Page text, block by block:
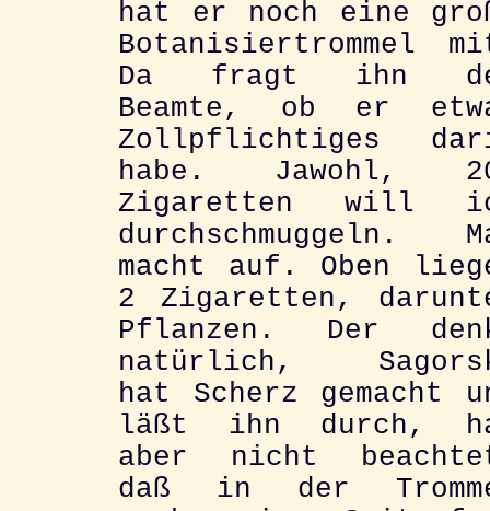
hat er noch eine
Botanisiertrommel
Da fragt ihn
Beamte, ob er
Zollpflichtiges
habe. Jawohl,
Zigaretten will
durchschmuggeln.
macht auf. Oben
2 Zigaretten,
Pflanzen. Der
natürlich,
hat Scherz gemacht
läßt ihn durch,
aber nicht
daß in der